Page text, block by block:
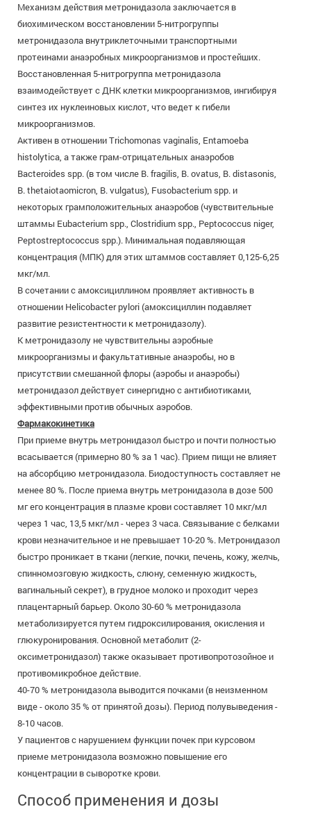
Механизм действия метронидазола заключается в
биохимическом восстановлении 5-нитрогруппы
метронидазола внутриклеточными транспортными
протеинами анаэробных микроорганизмов и простейших.
Восстановленная 5-нитрогруппа метронидазола
взаимодействует с ДНК клетки микроорганизмов, ингибируя
синтез их нуклеиновых кислот, что ведет к гибели
микроорганизмов.
Активен в отношении Trichomonas vaginalis, Entamoeba
histolytica, а также грам-отрицательных анаэробов
Bacteroides spp. (в том числе B. fragilis, B. оvatus, B. distasonis,
B. thetaiotaomicron, B. vulgatus), Fusobacterium spp. и
некоторых грамположительных анаэробов (чувствительные
штаммы Eubacterium spp., Clostridium spp., Peptococcus niger,
Peptostreptococcus spp.). Минимальная подавляющая
концентрация (МПК) для этих штаммов составляет 0,125-6,25
мкг/мл.
В сочетании с амоксициллином проявляет активность в
отношении Helicobacter pylori (амоксициллин подавляет
развитие резистентности к метронидазолу).
К метронидазолу не чувствительны аэробные
микроорганизмы и факультативные анаэробы, но в
присутствии смешанной флоры (аэробы и анаэробы)
метронидазол действует синергидно с антибиотиками,
эффективными против обычных аэробов.
Фармакокинетика
При приеме внутрь метронидазол быстро и почти полностью
всасывается (примерно 80 % за 1 час). Прием пищи не влияет
на абсорбцию метронидазола. Биодоступность составляет не
менее 80 %. После приема внутрь метронидазола в дозе 500
мг его концентрация в плазме крови составляет 10 мкг/мл
через 1 час, 13,5 мкг/мл - через 3 часа. Связывание с белками
крови незначительное и не превышает 10-20 %. Метронидазол
быстро проникает в ткани (легкие, почки, печень, кожу, желчь,
спинномозговую жидкость, слюну, семенную жидкость,
вагинальный секрет), в грудное молоко и проходит через
плацентарный барьер. Около 30-60 % метронидазола
метаболизируется путем гидроксилирования, окисления и
глюкуронирования. Основной метаболит (2-
оксиметронидазол) также оказывает противопротозойное и
противомикробное действие.
40-70 % метронидазола выводится почками (в неизменном
виде - около 35 % от принятой дозы). Период полувыведения -
8-10 часов.
У пациентов с нарушением функции почек при курсовом
приеме метронидазола возможно повышение его
концентрации в сыворотке крови.
Способ применения и дозы